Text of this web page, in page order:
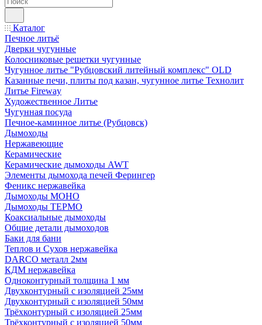
Каталог
Печное литьё
Дверки чугунные
Колосниковые решетки чугунные
Чугунное литье "Рубцовский литейный комплекс" OLD
Казанные печи, плиты под казан, чугунное литье Технолит
Литье Fireway
Художественное Литье
Чугунная посуда
Печное-каминное литье (Рубцовск)
Дымоходы
Нержавеющие
Керамические
Керамические дымоходы AWT
Элементы дымохода печей Ферингер
Феникс нержавейка
Дымоходы МОНО
Дымоходы ТЕРМО
Коаксиальные дымоходы
Общие детали дымоходов
Баки для бани
Теплов и Сухов нержавейка
DARCO металл 2мм
КДМ нержавейка
Одноконтурный толщина 1 мм
Двухконтурный с изоляцией 25мм
Двухконтурный с изоляцией 50мм
Трёхконтурный с изоляцией 25мм
Трёхконтурный с изоляцией 50мм